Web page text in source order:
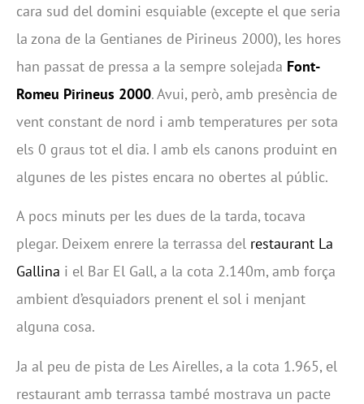
cara sud del domini esquiable (excepte el que seria
la zona de la Gentianes de Pirineus 2000), les hores
han passat de pressa a la sempre solejada Font-
Romeu Pirineus 2000. Avui, però, amb presència de
vent constant de nord i amb temperatures per sota
els 0 graus tot el dia. I amb els canons produint en
algunes de les pistes encara no obertes al públic.
A pocs minuts per les dues de la tarda, tocava
plegar. Deixem enrere la terrassa del restaurant La
Gallina i el Bar El Gall, a la cota 2.140m, amb força
ambient d’esquiadors prenent el sol i menjant
alguna cosa.
Ja al peu de pista de Les Airelles, a la cota 1.965, el
restaurant amb terrassa també mostrava un pacte